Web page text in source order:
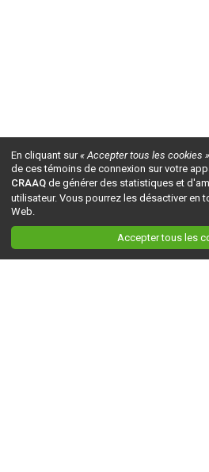
En cliquant sur« Accepter tous les cookies »
de ces témoins de connexion sur votre
CRAAQ de générer des statistiques et
utilisateur. Vous pourrez les désactiver en
Web.
Accepter tous les